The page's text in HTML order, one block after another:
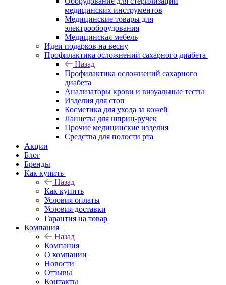
медицинских инструментов
Медицинские товары для
электрооборудования
Медицинская мебель
Идеи подарков на весну
Профилактика осложнений сахарного диабета
Назад
Профилактика осложнений сахарного
диабета
Анализаторы крови и визуальные тесты
Изделия для стоп
Косметика для ухода за кожей
Ланцеты для шприц-ручек
Прочие медицинские изделия
Средства для полости рта
Акции
Блог
Бренды
Как купить
Назад
Как купить
Условия оплаты
Условия доставки
Гарантия на товар
Компания
Назад
Компания
О компании
Новости
Отзывы
Контакты